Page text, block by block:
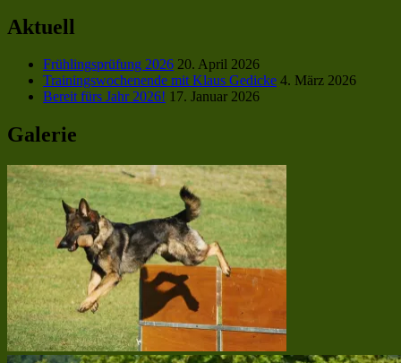
Aktuell
Frühlingsprüfung 2026 20. April 2026
Trainingswochenende mit Klaus Gedicke 4. März 2026
Bereit fürs Jahr 2026! 17. Januar 2026
Galerie